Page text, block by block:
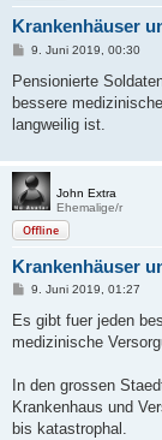
Krankenhäuser
B
i
r
a
9. Juni 2019, 00:30
Pensionierte
bessere
langweilig ist.
John Extra
Ehemalige/r
Offline
Krankenhäuser
B
i
r
9. Juni 2019, 01:27
Es gibt fuer jeden
medizinische
In den grossen
Krankenhaus und
bis katastrophal.